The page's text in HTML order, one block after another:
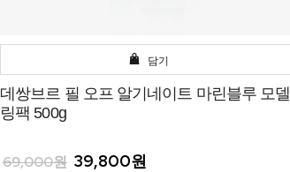
담기
데쌍브르 필 오프 알기네이트 마린블루 모델
링팩 500g
69,000원 39,800원